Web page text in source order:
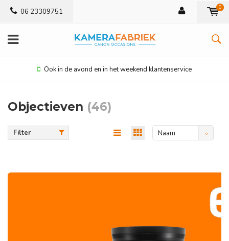
06 23309751 0
Ook in de avond en in het weekend klantenservice
Objectieven (46)
Filter
Naam